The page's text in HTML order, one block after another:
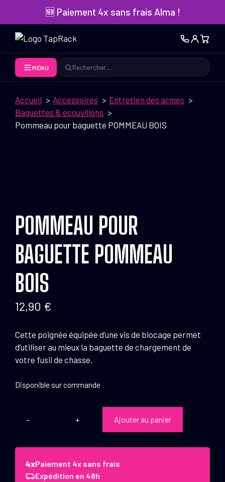
contenu
🆕 Paiement 4x sans frais Alma !
MENU
Rechercher
Accueil Accessoires
Entretien des armes
Baguettes & écouvillons
Pommeau pour baguette POMMEAU BOIS
POMMEAU POUR
BAGUETTE POMMEAU
BOIS
12,90 €
Cette poignée équipée d’une vis de blocage permet
d’utiliser au mieux la baguette de chargement de
votre fusil de chasse.
Disponible sur commande
quantité
Pommeau
pour
baguette
Ajouter au panier
Paiement 4x sans frais
Expédition en 48h